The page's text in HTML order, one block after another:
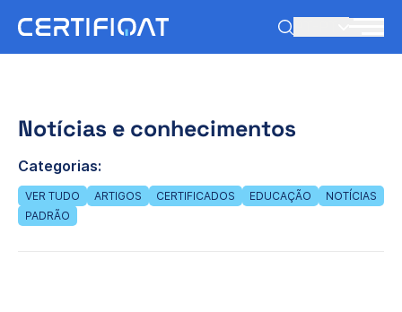
Notícias e conhecimentos
Categorias:
VER TUDO ARTIGOS CERTIFICADOS EDUCAÇÃO
NOTÍCIAS
PADRÃO